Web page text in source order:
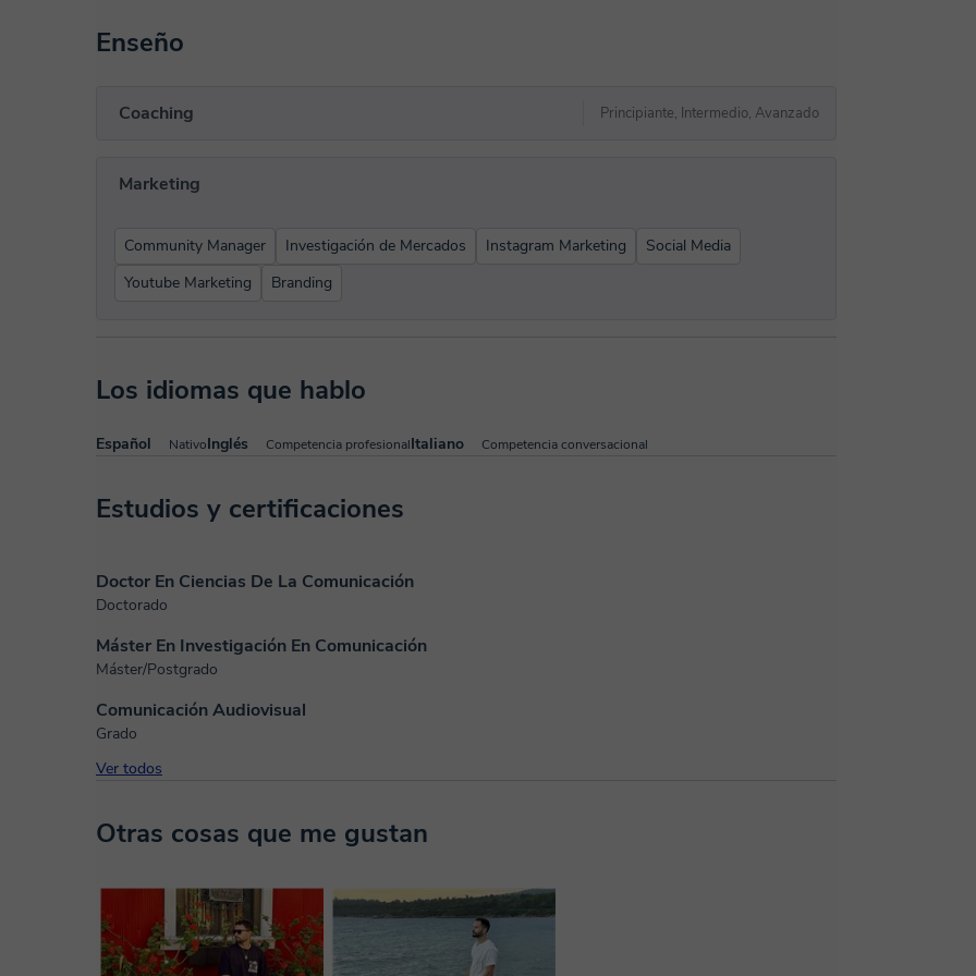
Enseño
Coaching Principiante, Intermedio, Avanzado
Marketing
Community Manager Investigación de Mercados Instagram Marketing
Social Media
Youtube Marketing
Branding
Los idiomas que hablo
Español NativoInglés Competencia profesionalItaliano Competencia conversacional
Estudios y certificaciones
Doctor En Ciencias De La Comunicación
Doctorado
Máster En Investigación En Comunicación
Máster/Postgrado
Comunicación Audiovisual
Grado
Ver todos
Otras cosas que me gustan